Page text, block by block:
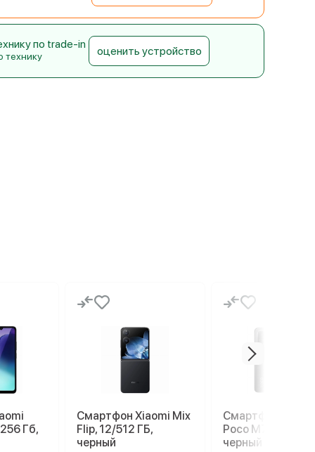
по trade-in
технику оценить устройство
Гб,
Смартфон Xiaomi Mix
Flip, 12/512 ГБ,
черный
Смартфон
Poco M7, 6/128
черный